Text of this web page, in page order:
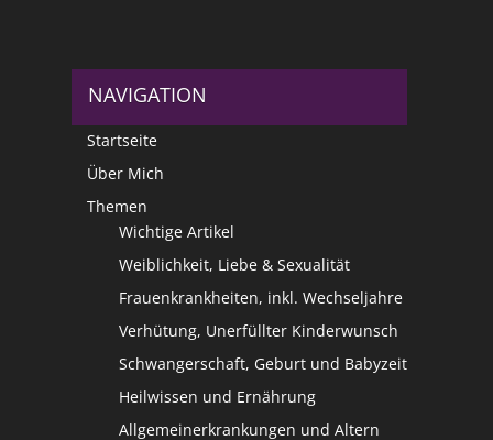
NAVIGATION
Startseite
Über Mich
Themen
Wichtige Artikel
Weiblichkeit, Liebe & Sexualität
Frauenkrankheiten, inkl. Wechseljahre
Verhütung, Unerfüllter Kinderwunsch
Schwangerschaft, Geburt und Babyzeit
Heilwissen und Ernährung
Allgemeinerkrankungen und Altern